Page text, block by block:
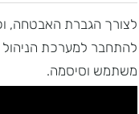
לצורך הגברת האבטחה,
להתחבר למערכת
משתמש וסיסמה.